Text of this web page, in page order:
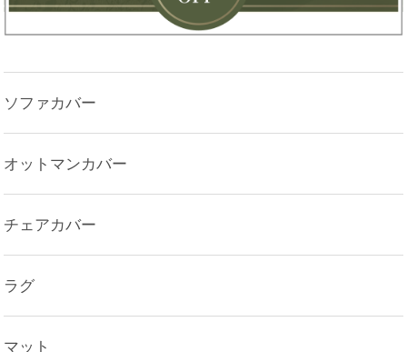
ソファカバー
オットマンカバー
チェアカバー
ラグ
マット